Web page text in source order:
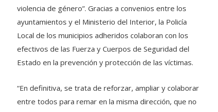
violencia de género”. Gracias a convenios entre los
ayuntamientos y el Ministerio del Interior, la Policía
Local de los municipios adheridos colaboran con los
efectivos de las Fuerza y Cuerpos de Seguridad del
Estado en la prevención y protección de las víctimas.
“En definitiva, se trata de reforzar, ampliar y colaborar
entre todos para remar en la misma dirección, que no